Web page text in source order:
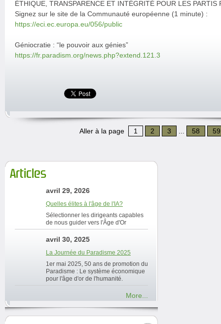
ÉTHIQUE, TRANSPARENCE ET INTÉGRITÉ POUR LES PARTIS
Signez sur le site de la Communauté européenne (1 minute) :
https://eci.ec.europa.eu/056/public
Géniocratie : “le pouvoir aux génies”
https://fr.paradism.org/news.php?extend.121.3
Aller à la page 1 2 3 58 59
Articles
avril 29, 2026
Quelles élites à l'âge de l'IA?
Sélectionner les dirigeants capables
de nous guider vers l'Âge d'Or
avril 30, 2025
La Journée du Paradisme 2025
1er mai 2025, 50 ans de promotion du
Paradisme : Le système économique
pour l'âge d'or de l'humanité.
More...